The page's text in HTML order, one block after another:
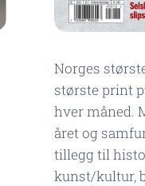
Norges
største print
hver måned.
året og
tillegg til
kunst/kultur,